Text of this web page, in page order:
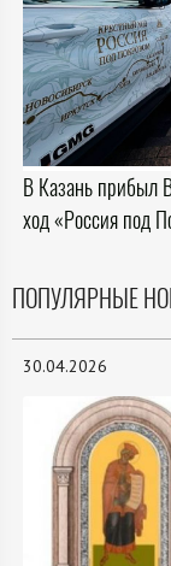
В Казань прибыл
ход «Россия под
ПОПУЛЯРНЫЕ
30.04.2026